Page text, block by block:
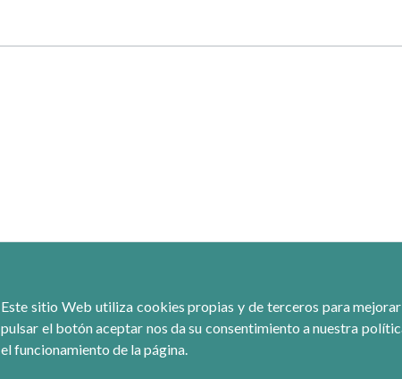
Este sitio Web utiliza cookies propias y de terceros para
pulsar el botón aceptar nos da su consentimiento a nuestra
el funcionamiento de la página.